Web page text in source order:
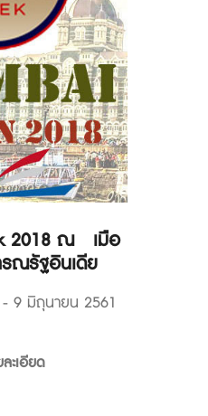
2018 ณ เมือ
รณรัฐอินเดีย
9 มิถุนายน 2561
ะเอียด